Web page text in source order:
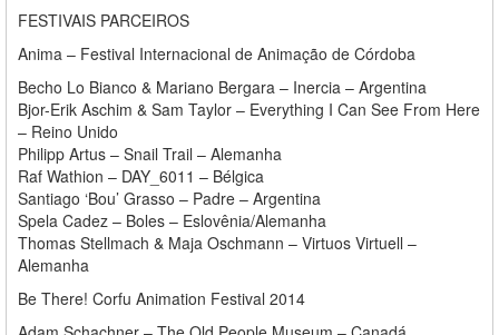
FESTIVAIS PARCEIROS
Anima – Festival Internacional de Animação de Córdoba
Becho Lo Bianco & Mariano Bergara – Inercia – Argentina
Bjor-Erik Aschim & Sam Taylor – Everything I Can See From Here
– Reino Unido
Philipp Artus – Snail Trail – Alemanha
Raf Wathion – DAY_6011 – Bélgica
Santiago ‘Bou’ Grasso – Padre – Argentina
Spela Cadez – Boles – Eslovênia/Alemanha
Thomas Stellmach & Maja Oschmann – Virtuos Virtuell –
Alemanha
Be There! Corfu Animation Festival 2014